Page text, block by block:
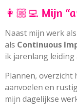
👩🏼‍💻 Mijn
Naast mijn werk
als Continuous
ik jarenlang
Plannen, overzicht
aanvoelen en
mijn dagelijkse